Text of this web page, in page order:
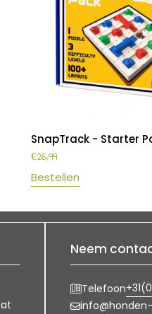
SnapTrack - Starter
€26,99
Bestellen
Neem
Telefoon